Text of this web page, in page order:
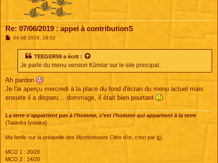
Re: 07/06/2019 : appel à contributionS
M04 08 2019, 18:52
TEEGER59 a écrit :
Je parle du menu version Kûmlar sur le site principal.
Ah pardon
Je l'ai aperçu mercredi à la place du fond d'écran du menu actuel mais
ensuite il a disparu… dommage, il était bien pourtant
La terre n’appartient pas à l’homme, c’est l’homme qui appartient à la terre
(Tatanka Iyotaka)
Ma fanfic sur la préquelle des Mystérieuses Cités d'or , c'est par ici
MCO 1 : 20/20
MCO 2 : 14/20